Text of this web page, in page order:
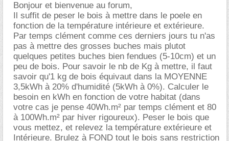
Bonjour et bienvenue au forum,
Il suffit de peser le bois à mettre dans le poele en
fonction de la température intérieure et extérieure.
Par temps clément comme ces derniers jours tu n'as
pas à mettre des grosses buches mais plutot
quelques petites buches bien fendues (5-10cm) et un
peu de bois. Pour savoir le nb de Kg à mettre, il faut
savoir qu'1 kg de bois équivaut dans la MOYENNE
3,5kWh à 20% d'humidité (5kWh à 0%). Calculer le
besoin en kWh en fonction de votre habitat (dans
votre cas je pense 40Wh.m² par temps clément et 80
à 100Wh.m² par hiver rigoureux). Peser le bois que
vous mettez, et relevez la température extérieure et
Intérieure. Brulez à FOND tout le bois sans restriction